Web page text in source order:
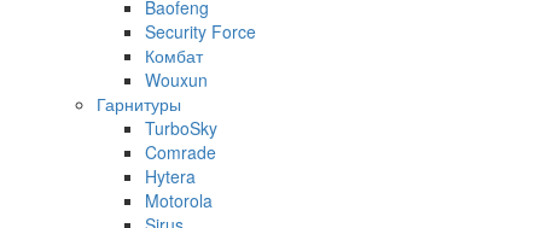
Baofeng
Security Force
Комбат
Wouxun
Гарнитуры
TurboSky
Comrade
Hytera
Motorola